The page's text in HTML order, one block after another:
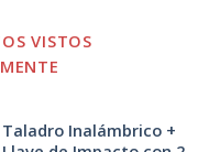
era:
VISTOS
Taladro Inalámbrico +Metros Color
Blanco